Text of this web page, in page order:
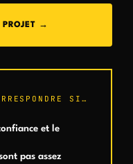
PROJET →
SI…
et le
pas assez